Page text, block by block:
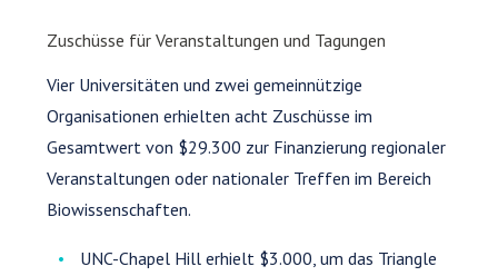
Zuschüsse für Veranstaltungen und Tagungen
Vier Universitäten und zwei gemeinnützige
Organisationen erhielten acht Zuschüsse im
Gesamtwert von $29.300 zur Finanzierung regionaler
Veranstaltungen oder nationaler Treffen im Bereich
Biowissenschaften.
UNC-Chapel Hill erhielt $3.000, um das Triangle